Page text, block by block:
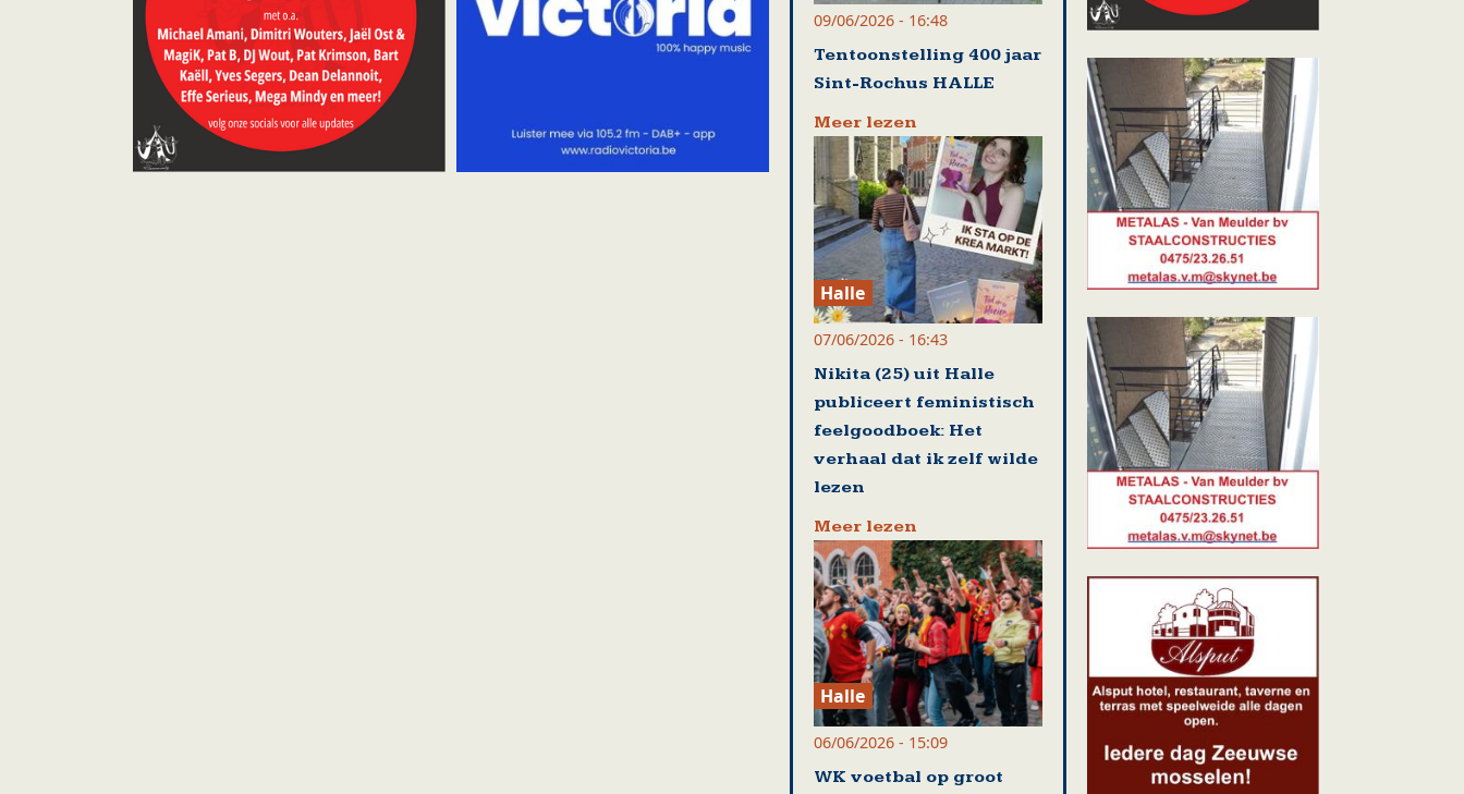
09/06/2026 - 16:48
Tentoonstelling 400 jaar
Sint-Rochus HALLE
Meer lezen
Halle
07/06/2026 - 16:43
Nikita (25) uit Halle
publiceert feministisch
feelgoodboek: Het
verhaal dat ik zelf wilde
lezen
Meer lezen
Halle
06/06/2026 - 15:09
WK voetbal op groot